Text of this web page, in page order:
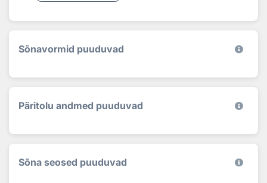
Sõnavormid puuduvad
Päritolu andmed puuduvad
Sõna seosed puuduvad